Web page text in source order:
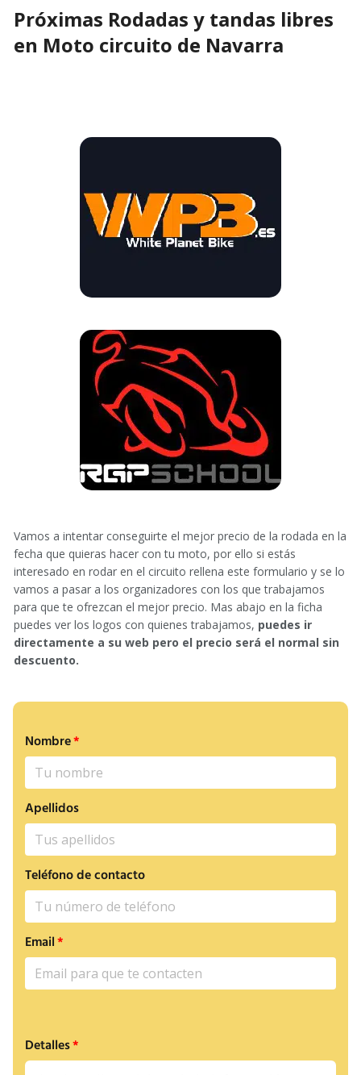
Próximas Rodadas y tandas libres
en Moto circuito de Navarra
Vamos a intentar conseguirte el mejor precio de la rodada en la
fecha que quieras hacer con tu moto, por ello si estás
interesado en rodar en el circuito rellena este formulario y se lo
vamos a pasar a los organizadores con los que trabajamos
para que te ofrezcan el mejor precio. Mas abajo en la ficha
puedes ver los logos con quienes trabajamos, puedes ir
directamente a su web pero el precio será el normal sin
descuento.
Nombre
Apellidos
Teléfono de contacto
Email
Detalles